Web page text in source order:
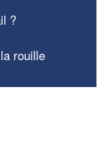
?
rouille